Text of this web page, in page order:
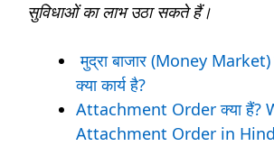
सुविधाओं का लाभ उठा सकते हैं।
मुद्रा बाजार (Money
क्या कार्य है?
Attachment Order क्या हैं?
Attachment Order in